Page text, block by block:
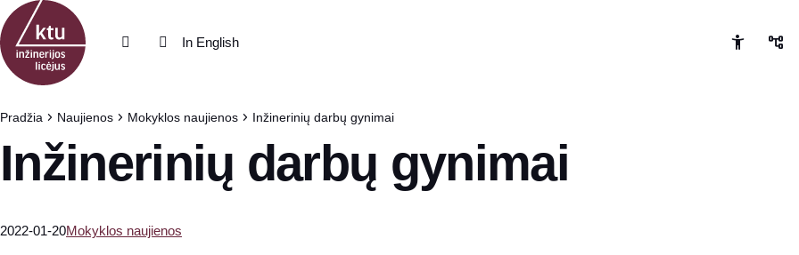
Eiti į turinį
In English
Pradžia Naujienos Mokyklos naujienos Inžinerinių darbų gynimai
Inžinerinių darbų gynimai
2022-01-20Mokyklos naujienos